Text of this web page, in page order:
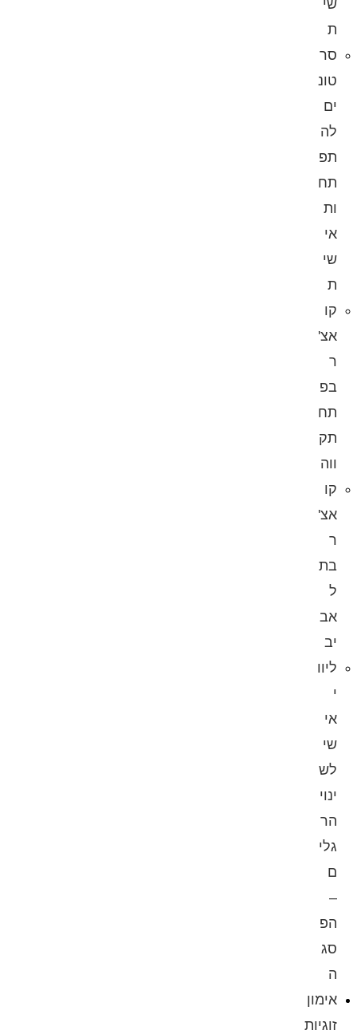
שי
ת
סר
טונ
ים
לה
תפ
תח
ות
אי
שי
ת
קו
אצ'
ר
בפ
תח
תק
ווה
קו
אצ'
ר
בת
ל
אב
יב
ליוו
י
אי
שי
לש
ינוי
הר
גלי
ם
–
הפ
סג
ה
אימון
זוגיות